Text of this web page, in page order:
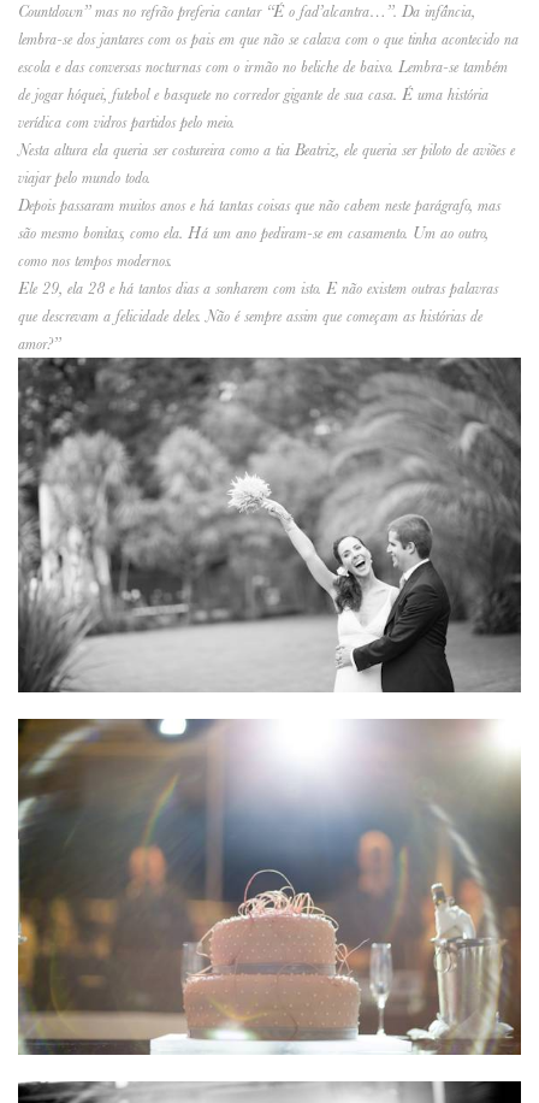
Countdown” mas no refrão preferia cantar “É o fad’alcantra…”. Da infância,
lembra-se dos jantares com os pais em que não se calava com o que tinha acontecido na
escola e das conversas nocturnas com o irmão no beliche de baixo. Lembra-se também
de jogar hóquei, futebol e basquete no corredor gigante de sua casa. É uma história
verídica com vidros partidos pelo meio.
Nesta altura ela queria ser costureira como a tia Beatriz, ele queria ser piloto de aviões e
viajar pelo mundo todo.
Depois passaram muitos anos e há tantas coisas que não cabem neste parágrafo, mas
são mesmo bonitas, como ela. Há um ano pediram-se em casamento. Um ao outro,
como nos tempos modernos.
Ele 29, ela 28 e há tantos dias a sonharem com isto. E não existem outras palavras
que descrevam a felicidade deles. Não é sempre assim que começam as histórias de
amor?”